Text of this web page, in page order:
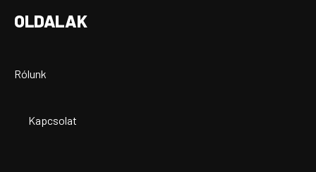
OLDALAK
Rólunk
Kapcsolat